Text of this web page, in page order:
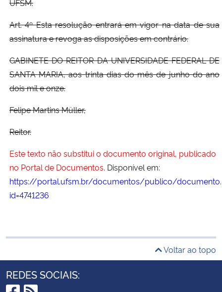
UFSM.
Art. 4º Esta resolução entrará em vigor na data de sua
assinatura e revoga as disposições em contrário.
GABINETE DO REITOR DA UNIVERSIDADE FEDERAL DE
SANTA MARIA, aos trinta dias do mês de junho do ano
dois mil e onze.
Felipe Martins Müller,
Reitor.
Este texto não substitui o documento original, publicado
no Portal de Documentos. Disponível em:
https://portal.ufsm.br/documentos/publico/
id=4741236
Voltar ao topo
REDES SOCIAIS: